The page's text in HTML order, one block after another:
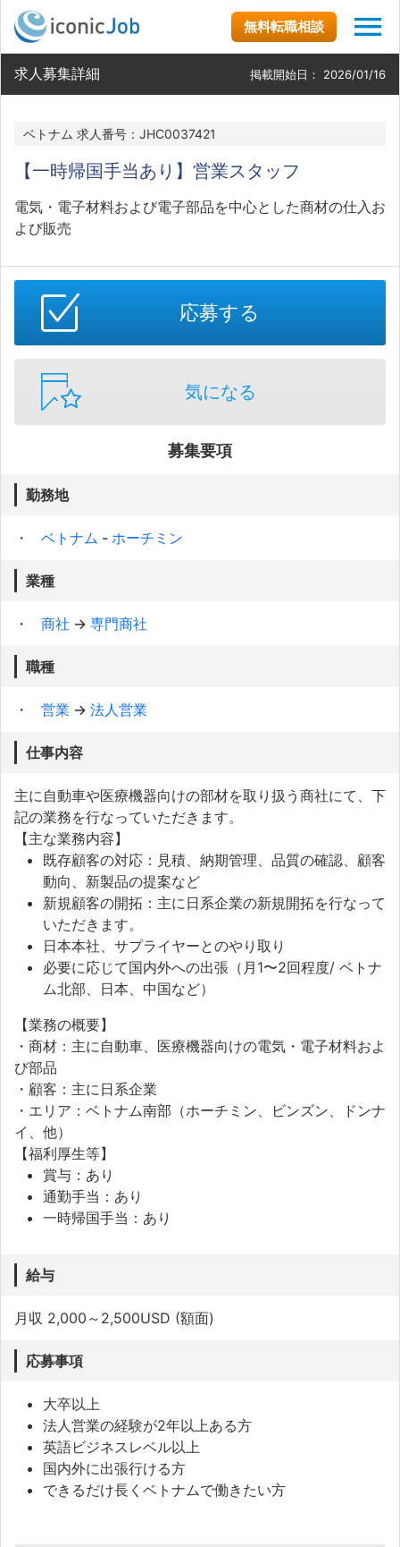
無料転職相談
求人募集詳細 掲載開始日： 2026/01/16
ベトナム 求人番号：JHC0037421
【一時帰国手当あり】営業スタッフ
電気・電子材料および電子部品を中心とした商材の仕入お
よび販売
応募する
気になる
募集要項
勤務地
ベトナム - ホーチミン
業種
商社 → 専門商社
職種
営業 → 法人営業
仕事内容
主に自動車や医療機器向けの部材を取り扱う商社にて、下
記の業務を行なっていただきます。
【主な業務内容】
既存顧客の対応：見積、納期管理、品質の確認、顧客
動向、新製品の提案など
新規顧客の開拓：主に日系企業の新規開拓を行なって
いただきます。
日本本社、サプライヤーとのやり取り
必要に応じて国内外への出張（月1〜2回程度/ ベトナ
ム北部、日本、中国など）
【業務の概要】
・商材：主に自動車、医療機器向けの電気・電子材料およ
び部品
・顧客：主に日系企業
・エリア：ベトナム南部（ホーチミン、ビンズン、ドンナ
イ、他）
【福利厚生等】
賞与：あり
通勤手当：あり
一時帰国手当：あり
給与
月収 2,000～2,500USD (額面)
応募事項
大卒以上
法人営業の経験が2年以上ある方
英語ビジネスレベル以上
国内外に出張行ける方
できるだけ長くベトナムで働きたい方